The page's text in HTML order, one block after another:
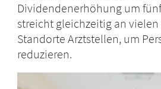
Dividendenerhöhung um
streicht gleichzeitig an
Standorte Arztstellen, um
reduzieren.